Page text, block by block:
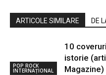
ARTICOLE SIMILARE DE
POP ROCK
INTERNAȚIONAL
10
istorie
Magazine)